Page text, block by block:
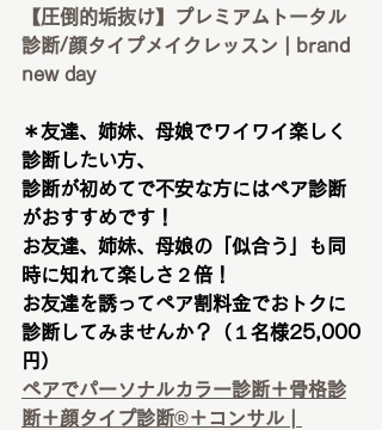
【圧倒的垢抜け】プレミアムトータル
診断/顔タイプメイクレッスン | brand
new day
＊友達、姉妹、母娘でワイワイ楽しく
診断したい方、
診断が初めてで不安な方にはペア診断
がおすすめです！
お友達、姉妹、母娘の「似合う」も同
時に知れて楽しさ２倍！
お友達を誘ってペア割料金でおトクに
診断してみませんか？（１名様25,000
円）
ペアでパーソナルカラー診断＋骨格診
断＋顔タイプ診断®︎＋コンサル |